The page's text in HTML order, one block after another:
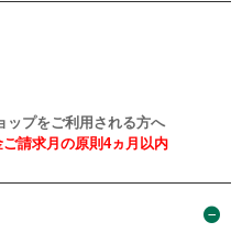
ップをご利用される方へ
請求月の原則4ヵ月以内